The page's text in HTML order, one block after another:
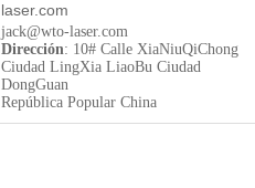
laser.com
jack@wto-laser.com
Dirección: 10# Calle XiaNiuQiChong
Ciudad LingXia LiaoBu Ciudad
DongGuan
República Popular China